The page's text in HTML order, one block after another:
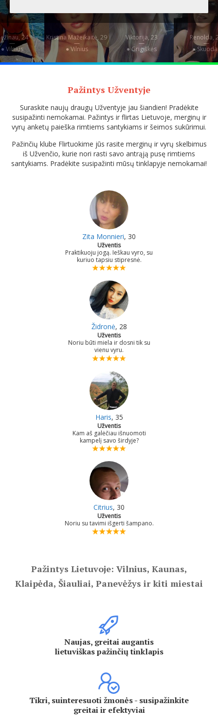
24
—
● Vilnius
Kristina Mažeikaitė, 29
—
● Vilnius
Viktorija, 23
—
● Grigiškės
Renolda,
—
●
Pažintys Užventyje
Suraskite naujų draugų Užventyje jau šiandien! Pradėkite
susipažinti nemokamai. Pažintys ir flirtas Lietuvoje, merginų ir
vyrų anketų paieška rimtiems santykiams ir šeimos sukūrimui.
Pažinčių klube Flirtuokime jūs rasite merginų ir vyrų skelbimus
iš Užvenčio, kurie nori rasti savo antrąją pusę rimtiems
santykiams. Pradėkite susipažinti mūsų tinklapyje nemokamai!
Zita Monnieri, 30
Užventis
Praktikuoju jogą. Ieškau vyro, su
kuriuo tapsiu stipresnė.
Židronė, 28
Užventis
Noriu būti miela ir dosni tik su
vienu vyru.
Haris, 35
Užventis
Kam aš galėčiau išnuomoti
kampelį savo širdyje?
Citrius, 30
Užventis
Noriu su tavimi išgerti šampano.
Pažintys Lietuvoje: Vilnius, Kaunas,
Klaipėda, Šiauliai, Panevėžys ir kiti miestai
Naujas, greitai augantis
lietuviškas pažinčių tinklapis
Tikri, suinteresuoti žmonės - susipažinkite
greitai ir efektyviai